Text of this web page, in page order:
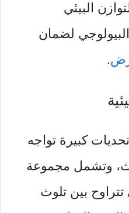
البيئي
لضمان
.
كبيرة تواجه
وتشمل مجموعة
تتراوح بين تلوث